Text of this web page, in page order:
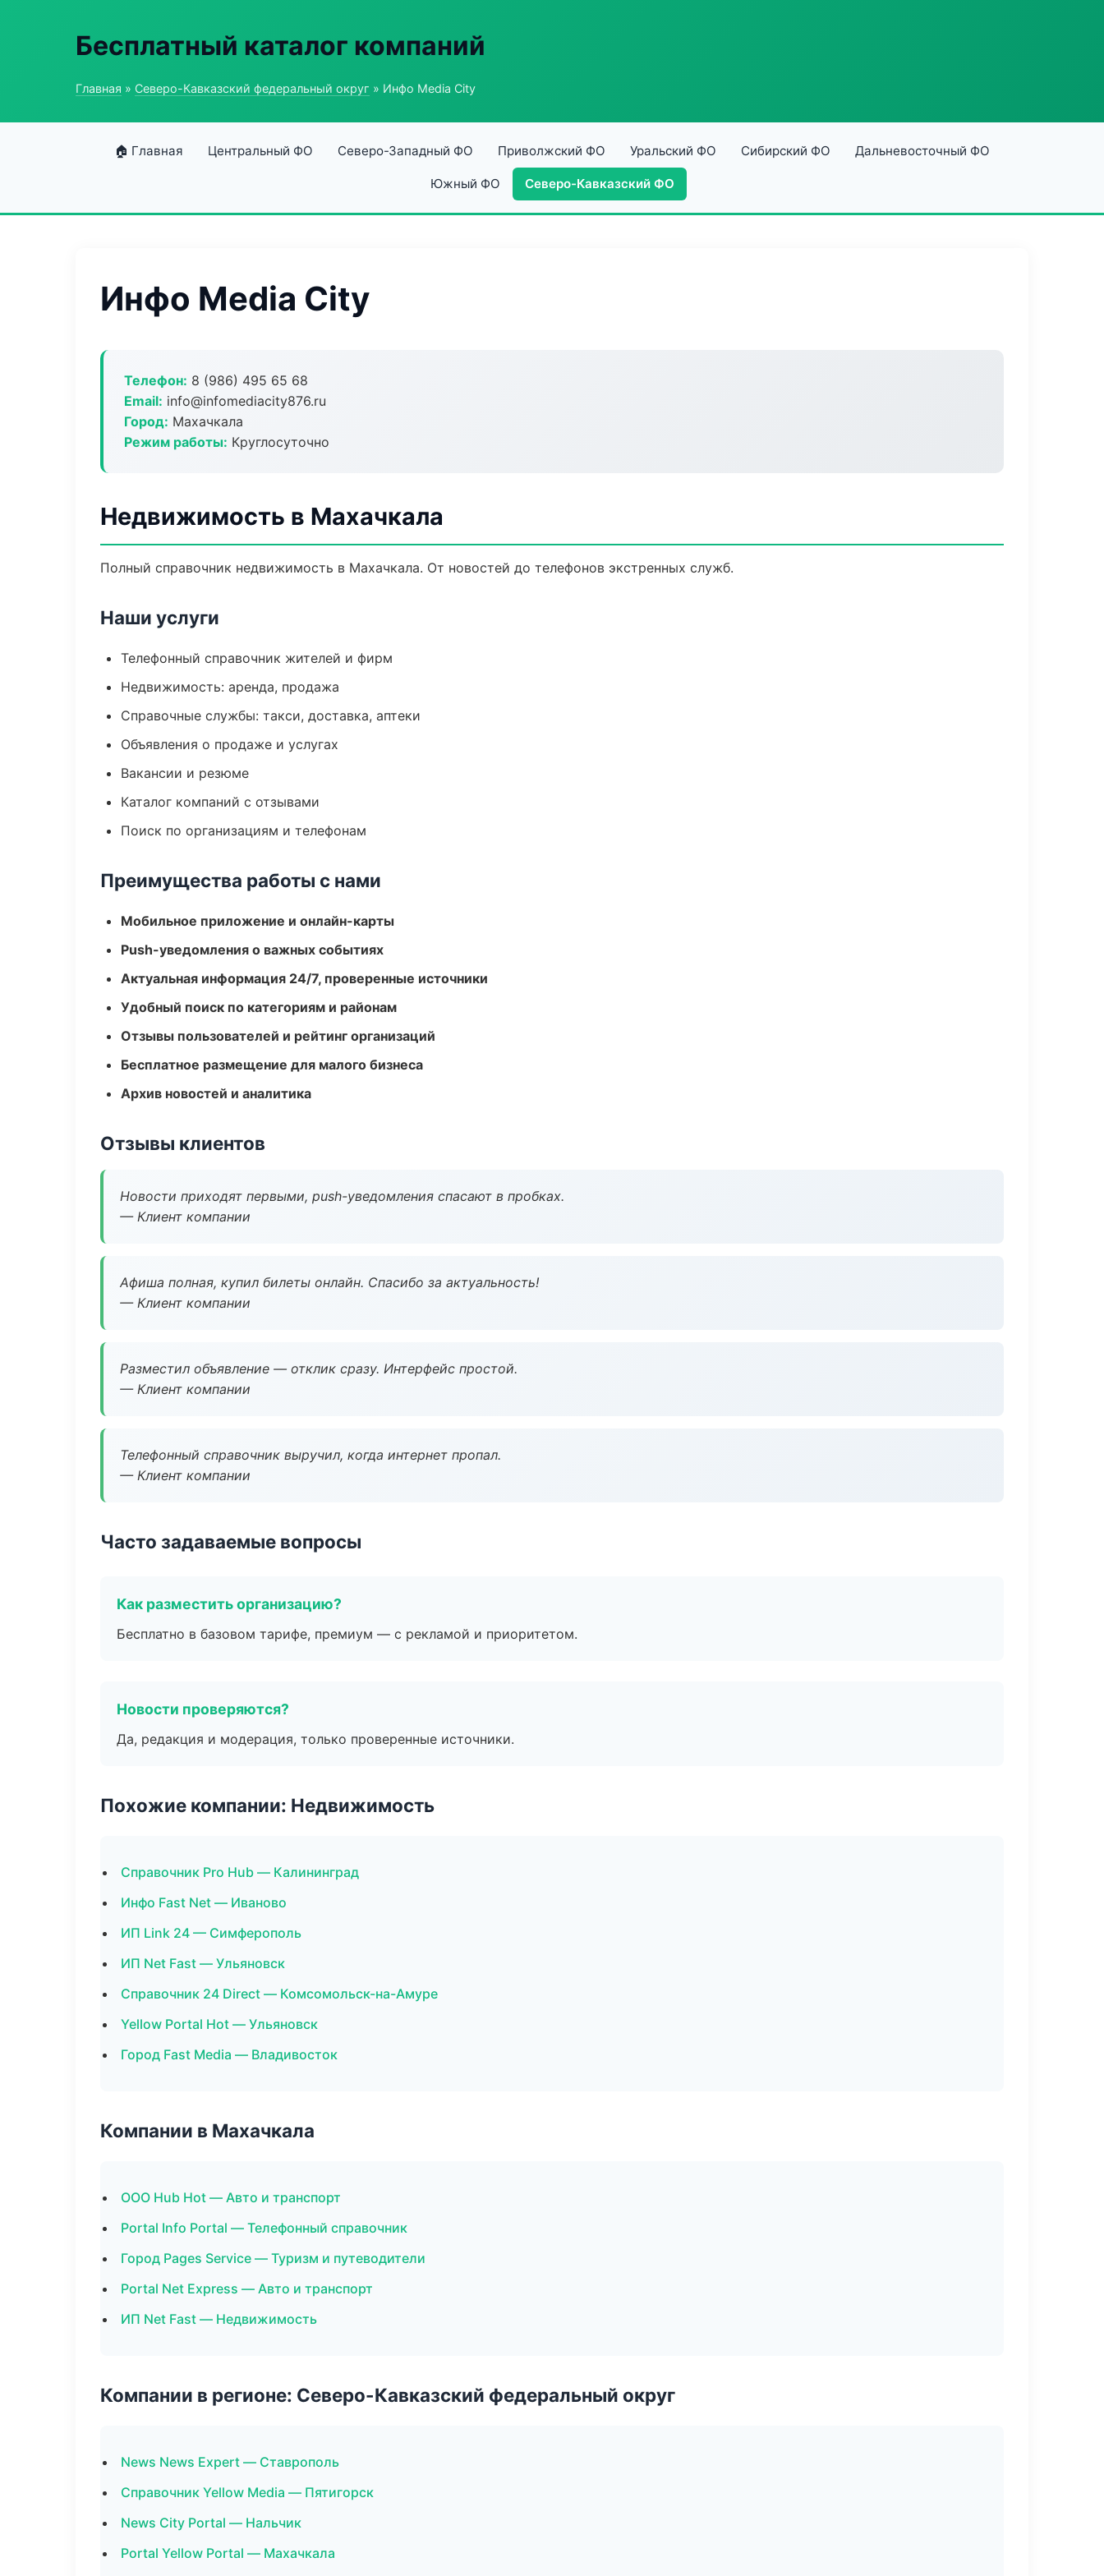
Бесплатный каталог компаний
Главная » Северо-Кавказский федеральный округ » Инфо Media City
🏠 Главная Центральный ФО Северо-Западный ФО Приволжский ФО Уральский ФО Сибирский ФО Дальневосточный ФО
Южный ФО Северо-Кавказский ФО
Инфо Media City
Телефон: 8 (986) 495 65 68
Email: info@infomediacity876.ru
Город: Махачкала
Режим работы: Круглосуточно
Недвижимость в Махачкала
Полный справочник недвижимость в Махачкала. От новостей до телефонов экстренных служб.
Наши услуги
Телефонный справочник жителей и фирм
Недвижимость: аренда, продажа
Справочные службы: такси, доставка, аптеки
Объявления о продаже и услугах
Вакансии и резюме
Каталог компаний с отзывами
Поиск по организациям и телефонам
Преимущества работы с нами
Мобильное приложение и онлайн-карты
Push-уведомления о важных событиях
Актуальная информация 24/7, проверенные источники
Удобный поиск по категориям и районам
Отзывы пользователей и рейтинг организаций
Бесплатное размещение для малого бизнеса
Архив новостей и аналитика
Отзывы клиентов
Новости приходят первыми, push-уведомления спасают в пробках.
— Клиент компании
Афиша полная, купил билеты онлайн. Спасибо за актуальность!
— Клиент компании
Разместил объявление — отклик сразу. Интерфейс простой.
— Клиент компании
Телефонный справочник выручил, когда интернет пропал.
— Клиент компании
Часто задаваемые вопросы
Как разместить организацию?
Бесплатно в базовом тарифе, премиум — с рекламой и приоритетом.
Новости проверяются?
Да, редакция и модерация, только проверенные источники.
Похожие компании: Недвижимость
Справочник Pro Hub — Калининград
Инфо Fast Net — Иваново
ИП Link 24 — Симферополь
ИП Net Fast — Ульяновск
Справочник 24 Direct — Комсомольск-на-Амуре
Yellow Portal Hot — Ульяновск
Город Fast Media — Владивосток
Компании в Махачкала
ООО Hub Hot — Авто и транспорт
Portal Info Portal — Телефонный справочник
Город Pages Service — Туризм и путеводители
Portal Net Express — Авто и транспорт
ИП Net Fast — Недвижимость
Компании в регионе: Северо-Кавказский федеральный округ
News News Expert — Ставрополь
Справочник Yellow Media — Пятигорск
News City Portal — Нальчик
Portal Yellow Portal — Махачкала